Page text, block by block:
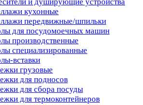
кухонные
передвижные/шпильки
для посудомоечных машин
производственные
специализированные
вставки
грузовые
для подносов
для сбора посуды
для термоконтейнеров